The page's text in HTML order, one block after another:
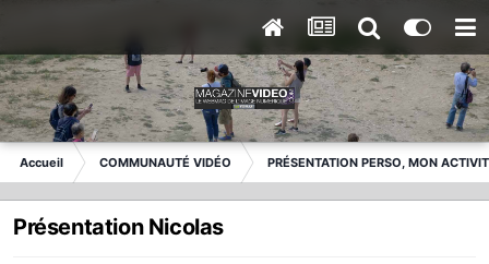
Accueil COMMUNAUTÉ VIDÉO PRÉSENTATION PERSO, MON
Présentation Nicolas